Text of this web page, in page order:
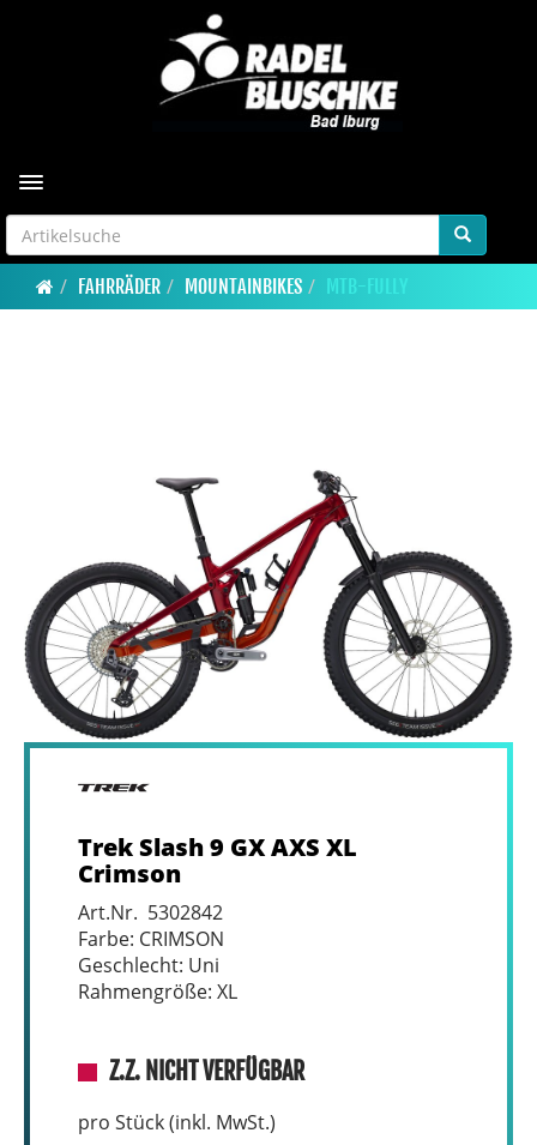
Toggle navigation
FAHRRÄDER MOUNTAINBIKES MTB-FULLY
Trek Slash 9 GX AXS XL
Crimson
Art.Nr. 5302842
Farbe: CRIMSON
Geschlecht: Uni
Rahmengröße: XL
Z.Z. NICHT VERFÜGBAR
pro Stück (inkl. MwSt.)